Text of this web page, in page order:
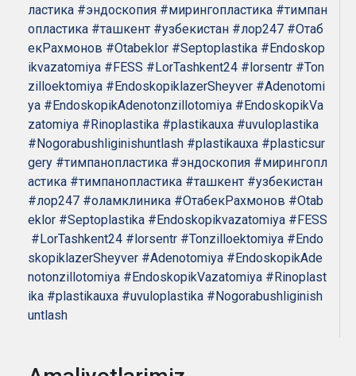
ластика #эндоскопия #мирингопластика #тимпан
опластика #ташкент #узбекистан #лор247 #Отаб
екРахмонов #Otabeklor #Septoplastika #Endoskop
ikvazatomiya #FESS #LorTashkent24 #lorsentr #Ton
zilloektomiya #EndoskopiklazerSheyver #Adenotomi
ya #EndoskopikAdenotonzillotomiya #EndoskopikVa
zatomiya #Rinoplastika #plastikauxa #uvuloplastika
#Nogorabushliginishuntlash #plastikauxa #plasticsur
gery #тимпанопластика #эндоскопия #мирингопл
астика #тимпанопластика #ташкент #узбекистан
#лор247 #оламклиника #ОтабекРахмонов #Otab
eklor #Septoplastika #Endoskopikvazatomiya #FESS
#LorTashkent24 #lorsentr #Tonzilloektomiya #Endo
skopiklazerSheyver #Adenotomiya #EndoskopikAde
notonzillotomiya #EndoskopikVazatomiya #Rinoplast
ika #plastikauxa #uvuloplastika #Nogorabushliginish
untlash